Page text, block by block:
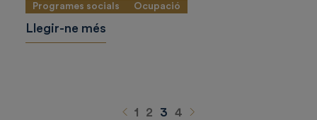
Programes socials Ocupació
Llegir-ne més
Anterior
1 2 3 4 Siguiente